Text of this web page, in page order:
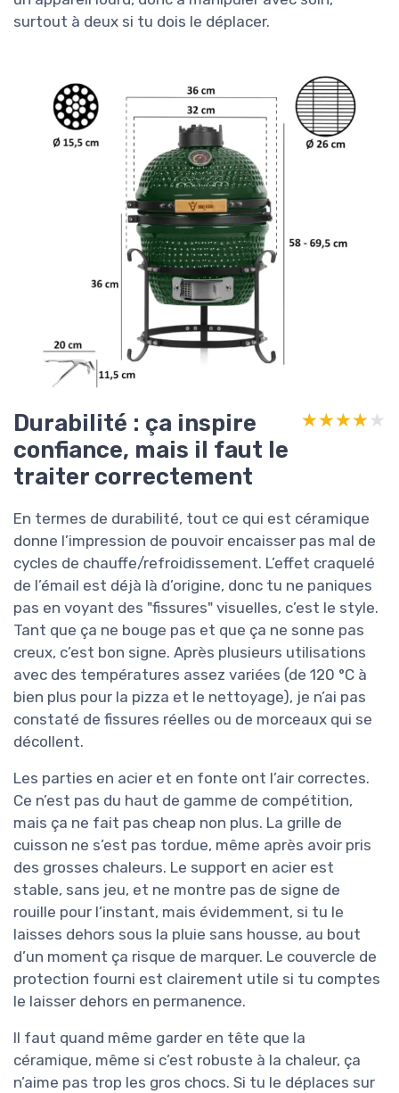
surtout à deux si tu dois le déplacer.
Durabilité : ça inspire
confiance, mais il faut le
traiter correctement
★★★★★
★★★★★
En termes de durabilité, tout ce qui est céramique
donne l’impression de pouvoir encaisser pas mal de
cycles de chauffe/refroidissement. L’effet craquelé
de l’émail est déjà là d’origine, donc tu ne paniques
pas en voyant des "fissures" visuelles, c’est le style.
Tant que ça ne bouge pas et que ça ne sonne pas
creux, c’est bon signe. Après plusieurs utilisations
avec des températures assez variées (de 120 °C à
bien plus pour la pizza et le nettoyage), je n’ai pas
constaté de fissures réelles ou de morceaux qui se
décollent.
Les parties en acier et en fonte ont l’air correctes.
Ce n’est pas du haut de gamme de compétition,
mais ça ne fait pas cheap non plus. La grille de
cuisson ne s’est pas tordue, même après avoir pris
des grosses chaleurs. Le support en acier est
stable, sans jeu, et ne montre pas de signe de
rouille pour l’instant, mais évidemment, si tu le
laisses dehors sous la pluie sans housse, au bout
d’un moment ça risque de marquer. Le couvercle de
protection fourni est clairement utile si tu comptes
le laisser dehors en permanence.
Il faut quand même garder en tête que la
céramique, même si c’est robuste à la chaleur, ça
n’aime pas trop les gros chocs. Si tu le déplaces sur